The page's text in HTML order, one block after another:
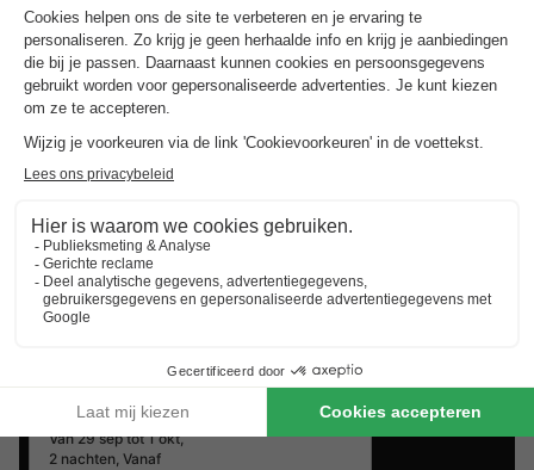
met de beste reviews.
Center Parcs Le Bois aux Daims
Poitou-charentes
Bungalow 4
personen
Van 29 sep tot 1 okt,
2 nachten, Vanaf
Aanbevolen prijs:€ 286
€ 244